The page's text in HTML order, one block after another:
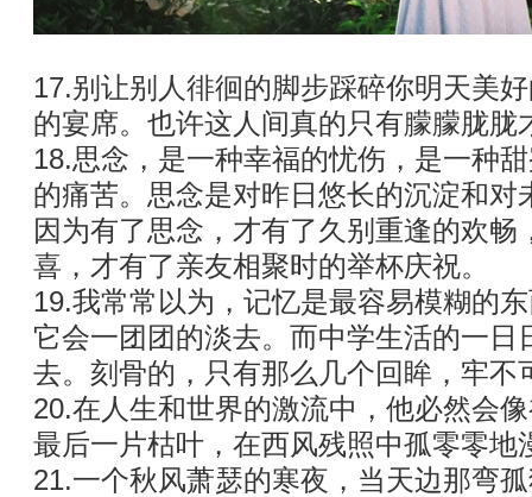
17.别让别人徘徊的脚步踩碎你明天美
的宴席。也许这人间真的只有朦朦胧胧
18.思念，是一种幸福的忧伤，是一种
的痛苦。思念是对昨日悠长的沉淀和对
因为有了思念，才有了久别重逢的欢畅
喜，才有了亲友相聚时的举杯庆祝。
19.我常常以为，记忆是最容易模糊的
它会一团团的淡去。而中学生活的一日
去。刻骨的，只有那么几个回眸，牢不
20.在人生和世界的激流中，他必然会
最后一片枯叶，在西风残照中孤零零地
21.一个秋风萧瑟的寒夜，当天边那弯